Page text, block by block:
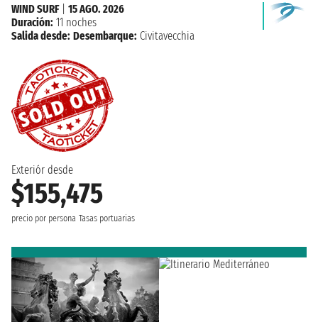
Exteriór desde
$155,475
precio por persona Tasas portuarias
WIND SURF| 15 AGO. 2026
Duración: 11 noches
Salida desde: Desembarque: Civitavecchia